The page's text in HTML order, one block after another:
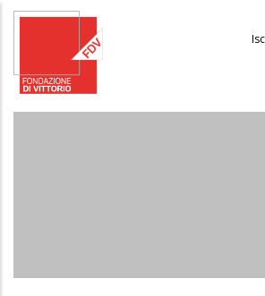
Salta
principale